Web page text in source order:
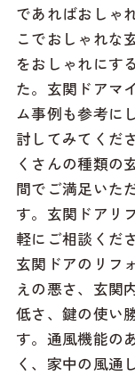
であればおしゃ
こでおしゃれな
をおしゃれにす
た。玄関ドアマ
ム事例も参考に
討してみてくだ
くさんの種類の
間でご満足いた
す。玄関ドアリ
軽にご相談くだ
玄関ドアのリフ
えの悪さ、玄関
低さ、鍵の使い
す。通風機能の
く、家中の風通